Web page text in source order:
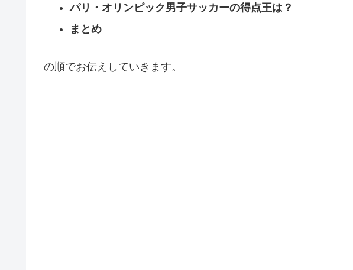
パリ・オリンピック男子サッカーの得点王は？
まとめ
の順でお伝えしていきます。